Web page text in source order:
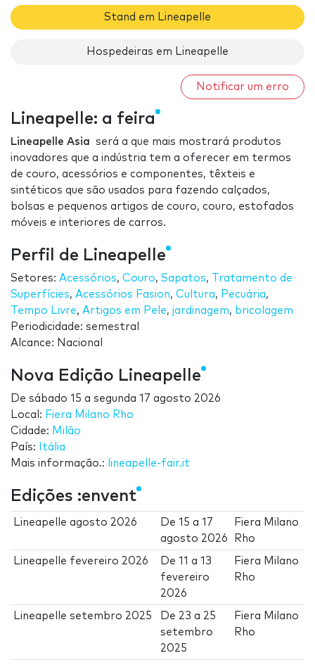
Stand em Lineapelle
Hospedeiras em Lineapelle
Notificar um erro
Lineapelle: a feira
Lineapelle Asia será a que mais mostrará produtos
inovadores que a indústria tem a oferecer em termos
de couro, acessórios e componentes, têxteis e
sintéticos que são usados para fazendo calçados,
bolsas e pequenos artigos de couro, couro, estofados
móveis e interiores de carros.
Perfil de Lineapelle
Setores: Acessórios, Couro, Sapatos,
Tratamento de
Superfícies, Acessórios Fasion, Cultura, Pecuária,
Tempo Livre, Artigos em Pele, jardinagem, bricolagem
Periodicidade: semestral
Alcance: Nacional
Nova Edição Lineapelle
De sábado 15 a segunda 17 agosto 2026
Local: Fiera Milano Rho
Cidade: Milão
País:
Itália
Mais informação.: lineapelle-fair.it
Edições :envent
Lineapelle agosto 2026 De15 a17
agosto 2026
Fiera Milano
Rho
Lineapelle fevereiro 2026 De11 a13
fevereiro
2026
Fiera Milano
Rho
Lineapelle setembro 2025 De 23 a 25
setembro
2025
Fiera Milano
Rho